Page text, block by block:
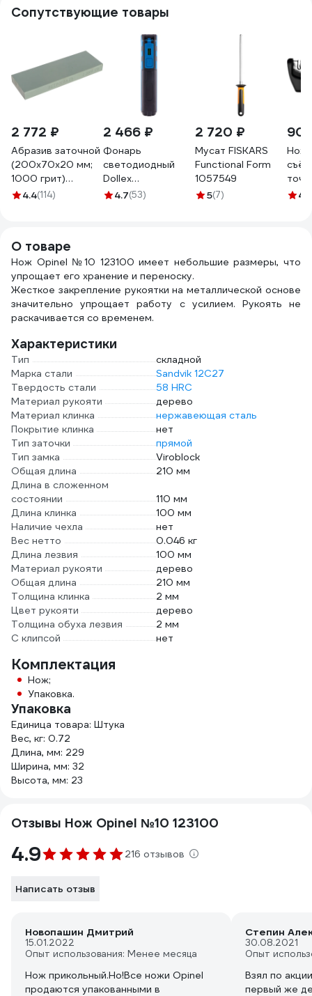
Сопутствующие товары
2 772 ₽
Абразив заточной
(200х70х20 мм;
1000 грит)
Петроградъ
4.4(114)
2 466 ₽
Фонарь
светодиодный
Dollex
аккумуляторный,
4.7(53)
2 720 ₽
Мусат FISKARS
Functional Form
1057549
5(7) 4.9
О товаре
Нож Opinel №10 123100 имеет небольшие размеры, что
упрощает его хранение и переноску.
Жесткое закрепление рукоятки на металлической основе
значительно упрощает работу с усилием. Рукоять не
раскачивается со временем.
Характеристики
Тип
складной
Марка стали
Sandvik 12C27
Твердость стали
58 HRC
Материал рукояти
дерево
Материал клинка
нержавеющая сталь
Покрытие клинка
нет
Тип заточки
прямой
Тип замка
Viroblock
Общая длина
210 мм
Длина в сложенном
состоянии
110 мм
Длина клинка
100 мм
Наличие чехла
нет
Вес нетто
0.046 кг
Длина лезвия
100 мм
Материал рукояти
дерево
Общая длина
210 мм
Толщина клинка
2 мм
Цвет рукояти
дерево
Толщина обуха лезвия
2 мм
С клипсой
нет
Комплектация
Нож;
Упаковка.
Упаковка
Единица товара: Штука
Вес, кг: 0.72
Длина, мм: 229
Ширина, мм: 32
Высота, мм: 23
Отзывы Нож Opinel №10 123100
4.9 216 отзывов
Написать отзыв
Новопашин Дмитрий
15.01.2022
Опыт использования: Менее месяца
Нож прикольный.Но!Все ножи Opinel
продаются упакованными в
Степин
30.08.2021
Опыт
Взял по
первый же